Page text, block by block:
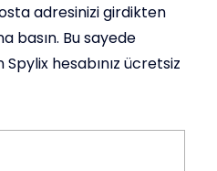
adresinizi girdikten
basın. Bu sayede
hesabınız ücretsiz